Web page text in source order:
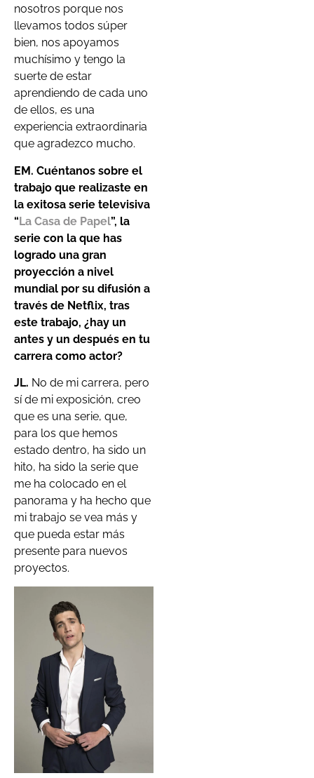
nosotros porque nos
llevamos todos súper
bien, nos apoyamos
muchísimo y tengo la
suerte de estar
aprendiendo de cada uno
de ellos, es una
experiencia extraordinaria
que agradezco mucho.
EM. Cuéntanos sobre el
trabajo que realizaste en
la exitosa serie televisiva
“La Casa de Papel”, la
serie con la que has
logrado una gran
proyección a nivel
mundial por su difusión a
través de Netflix, tras
este trabajo, ¿hay un
antes y un después en tu
carrera como actor?
JL. No de mi carrera, pero
sí de mi exposición, creo
que es una serie, que,
para los que hemos
estado dentro, ha sido un
hito, ha sido la serie que
me ha colocado en el
panorama y ha hecho que
mi trabajo se vea más y
que pueda estar más
presente para nuevos
proyectos.